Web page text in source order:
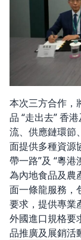
本次三方合作，
品 “走出去” 香
流、供應鏈環節
面提供多種資源
帶一路”及 “粵港
為內地食品及農
面一條龍服務，
要求，提供專業
外國進口規格要
品推廣及展銷活